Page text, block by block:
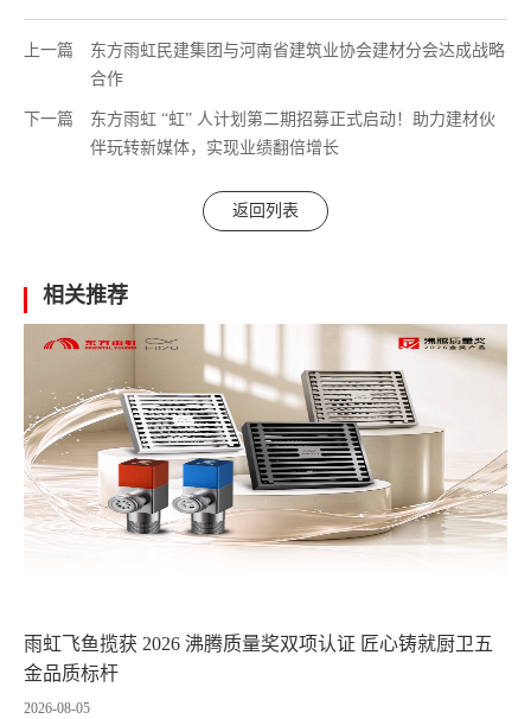
上一篇
东方雨虹民建集团与河南省建筑业协会建材分会达成战略
合作
下一篇
东方雨虹 “虹” 人计划第二期招募正式启动！助力建材伙
伴玩转新媒体，实现业绩翻倍增长
返回列表
相关推荐
雨虹飞鱼揽获 2026 沸腾质量奖双项认证 匠心铸就厨卫五
金品质标杆
2026-08-05